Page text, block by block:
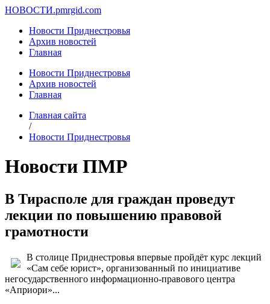
НОВОСТИ.pmrgid.com
Новости Приднестровья
Архив новостей
Главная
Новости Приднестровья
Архив новостей
Главная
Главная сайта
/
Новости Приднестровья
Новости ПМР
В Тирасполе для граждан проведут
лекции по повышению правовой
грамотности
В столице Приднестровья впервые пройдёт курс лекций
«Сам себе юрист», организованный по инициативе
негосударственного информационно-правового центра
«Априори»...